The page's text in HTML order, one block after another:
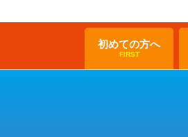
初めての方へ
FIRST